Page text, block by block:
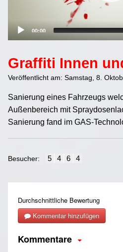
00:00
Graffiti Innen
Veröffentlicht am: Samstag, 8.
Sanierung eines Fahrzeugs
Außenbereich mit
Sanierung fand im GAS-
Besucher: 5 4 6 4